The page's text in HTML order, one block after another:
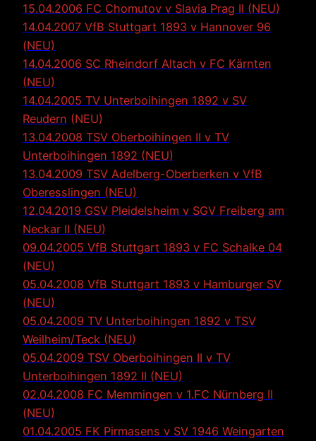
15.04.2006 FC Chomutov v Slavia Prag II (NEU)
14.04.2007 VfB Stuttgart 1893 v Hannover 96
(NEU)
14.04.2006 SC Rheindorf Altach v FC Kärnten
(NEU)
14.04.2005 TV Unterboihingen 1892 v SV
Reudern (NEU)
13.04.2008 TSV Oberboihingen II v TV
Unterboihingen 1892 (NEU)
13.04.2009 TSV Adelberg-Oberberken v VfB
Oberesslingen (NEU)
12.04.2019 GSV Pleidelsheim v SGV Freiberg am
Neckar II (NEU)
09.04.2005 VfB Stuttgart 1893 v FC Schalke 04
(NEU)
05.04.2008 VfB Stuttgart 1893 v Hamburger SV
(NEU)
05.04.2009 TV Unterboihingen 1892 v TSV
Weilheim/Teck (NEU)
05.04.2009 TSV Oberboihingen II v TV
Unterboihingen 1892 II (NEU)
02.04.2008 FC Memmingen v 1.FC Nürnberg II
(NEU)
01.04.2005 FK Pirmasens v SV 1946 Weingarten